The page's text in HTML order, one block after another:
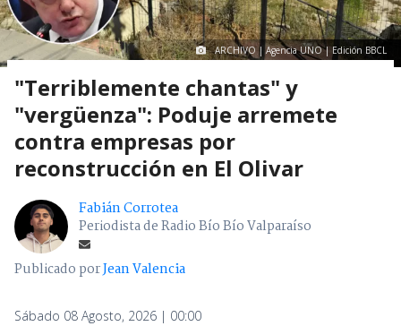
ARCHIVO | Agencia UNO | Edición BBCL
"Terriblemente chantas" y
"vergüenza": Poduje arremete
contra empresas por
reconstrucción en El Olivar
Fabián Corrotea
Periodista de Radio Bío Bío Valparaíso
Publicado porJean Valencia
Sábado 08 Agosto, 2026 | 00:00